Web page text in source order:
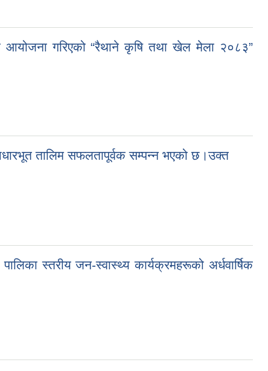
आयोजना गरिएको “रैथाने कृषि तथा खेल मेला २०८३”
तालिम सफलतापूर्वक सम्पन्न भएको छ।उक्त
स्तरीय जन-स्वास्थ्य कार्यक्रमहरूको अर्धवार्षिक